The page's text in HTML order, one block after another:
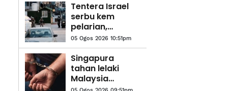
Tentera Israel
serbu kem
pelarian,
bandar di utara
Baitulmuqaddis
yang diduduki
05 Ogos 2026 10:51pm
Singapura
tahan lelaki
Malaysia